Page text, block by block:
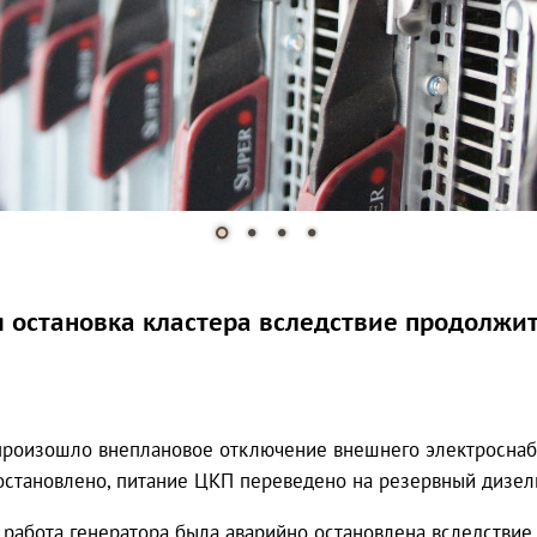
кластера вследствие
внеплановое отключение внешнего
питание ЦКП переведено на резервный